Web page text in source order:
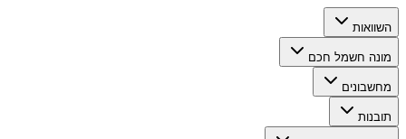
השוואות
מונה חשמל חכם
מחשבונים
תובנות